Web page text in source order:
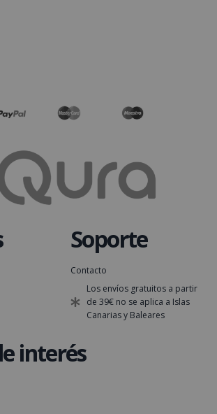
Soporte
Contacto
Los envíos gratuitos a partir
de 39€ no se aplica a Islas
Canarias y Baleares
interés